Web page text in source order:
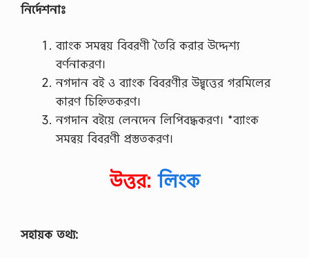
নির্দেশনাঃ
ব্যাংক সমন্বয় বিবরণী তৈরি করার উদ্দেশ্য
বর্ণনাকরণ।
নগদান বই ও ব্যাংক বিবরণীর উদ্বৃত্তের গরমিলের
কারণ চিহ্নিতকরণ।
নগদান বইয়ে লেনদেন লিপিবদ্ধকরণ। *ব্যাংক
সমন্বয় বিবরণী প্রস্ততকরণ।
উত্তর:লিংক
সহায়ক তথ্য: